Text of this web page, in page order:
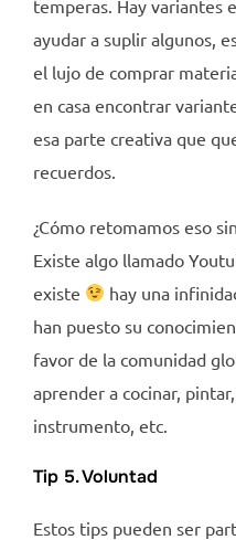
temperas. Hay variantes
ayudar a suplir algunos,
el lujo de comprar
en casa encontrar
esa parte creativa que
recuerdos.
¿Cómo retomamos eso
Existe algo llamado
existe
hay una
han puesto su
favor de la comunidad
aprender a cocinar,
instrumento, etc.
Tip 5. Voluntad
Estos tips pueden ser